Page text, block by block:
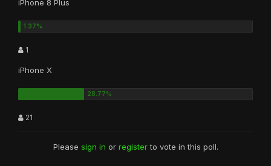
iPhone 8 Plus
1
iPhone X
21
Please sign in or registerto vote in this poll.